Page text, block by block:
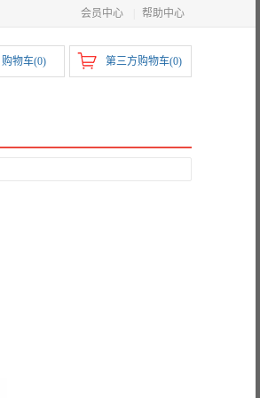
会员中心 帮助中心
第三方购物车(0)
购物车(0)